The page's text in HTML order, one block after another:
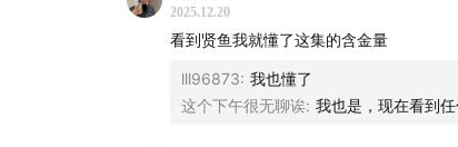
将会发布现场精彩视频片段
2025.12.20
看到贤鱼我就懂了这集的含金量
lll96873: 我也懂了
这个下午很无聊诶: 我也是，现在看到